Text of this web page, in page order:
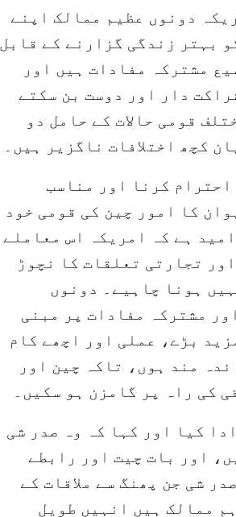
دونوں عظیم ممالک اپنے
بہتر زندگی گزارنے کے قابل
مشترکہ مفادات ہیں اور
دار اور دوست بن سکتے
قومی حالات کے حامل دو
کچھ اختلافات ناگزیر ہیں۔
کرنا اور مناسب
کا امور چین کی قومی خود
ہے کہ امریکہ اس معاملے
تجارتی تعلقات کا نچوڑ
ہونا چاہیے۔ دونوں
مشترکہ مفادات پر مبنی
بڑے، عملی اور اچھے کام
مند ہوں، تاکہ چین اور
کی راہ پر گامزن ہو سکیں۔
کیا اور کہا کہ وہ صدر شی
اور بات چیت اور رابطے
شی جن پھنگ سے ملاقات کے
ممالک ہیں انہیں طویل